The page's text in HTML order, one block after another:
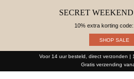
SECRET
10% extra korting
SHOP SALE
Voor 14 uur besteld, direct verzonden |
Gratis verzending